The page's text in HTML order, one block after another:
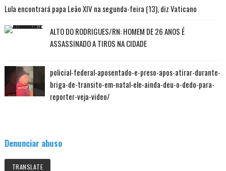
Lula encontrará papa Leão XIV na segunda-feira (13), diz Vaticano
ALTO DO RODRIGUES/RN: HOMEM DE 26 ANOS É
ASSASSINADO A TIROS NA CIDADE
policial-federal-aposentado-e-preso-apos-atirar-durante-
briga-de-transito-em-natal-ele-ainda-deu-o-dedo-para-
reporter-veja-video/
Denunciar abuso
TRANSLATE